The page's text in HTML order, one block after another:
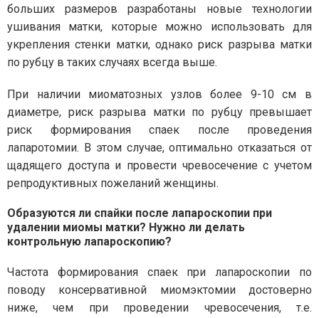
больших размеров разработаны новые технологии
ушивания матки, которые можно использовать для
укрепления стенки матки, однако риск разрыва матки
по рубцу в таких случаях всегда выше.
При наличии миоматозных узлов более 9-10 см в
диаметре, риск разрыва матки по рубцу превышает
риск формирования спаек после проведения
лапаротомии. В этом случае, оптимально отказаться от
щадящего доступа и провести чревосечение с учетом
репродуктивных пожеланий женщины.
Образуются ли спайки после лапароскопии при
удалении миомы матки? Нужно ли делать
контрольную лапароскопию?
Частота формирования спаек при лапароскопии по
поводу консервативной миомэктомии достоверно
ниже, чем при проведении чревосечения, т.е.